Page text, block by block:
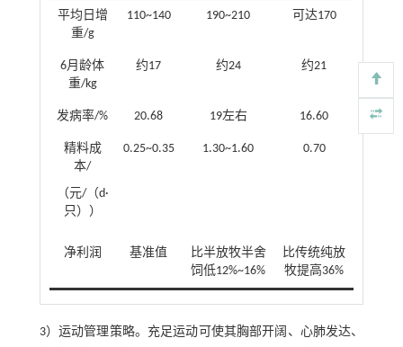
平均日增
重/g
110~140 190~210 可达170
6月龄体
重/kg
约17 约24 约21
发病率/% 20.68 19左右 16.60
精料成
本/
（元/（d·
只））
0.25~0.35 1.30~1.60 0.70
净利润 基准值
比半放牧半舍
饲低12%~16%
比传统纯放
牧提高36%
3）运动管理策略。充足运动可使其胸部开阔、心肺发达、